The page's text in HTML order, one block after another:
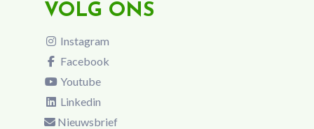
VOLG ONS
Instagram
Facebook
Youtube
Linkedin
Nieuwsbrief